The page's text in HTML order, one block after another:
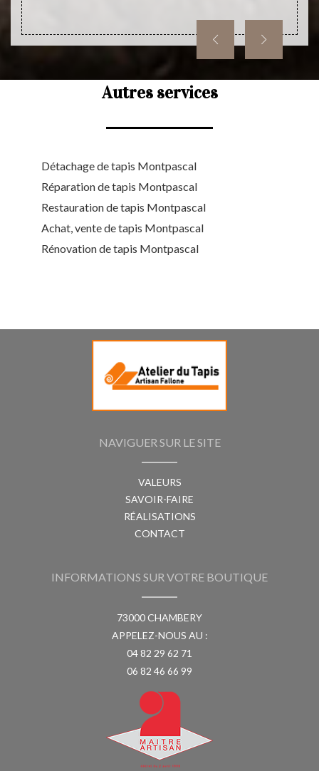
Autres services
Détachage de tapis Montpascal
Réparation de tapis Montpascal
Restauration de tapis Montpascal
Achat, vente de tapis Montpascal
Rénovation de tapis Montpascal
NAVIGUER SUR LE SITE
VALEURS
SAVOIR-FAIRE
RÉALISATIONS
CONTACT
INFORMATIONS SUR VOTRE BOUTIQUE
73000 CHAMBERY
APPELEZ-NOUS AU :
04 82 29 62 71
06 82 46 66 99